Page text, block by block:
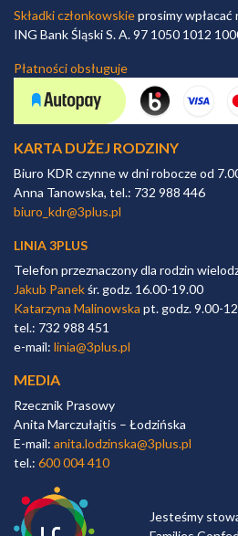
Składki członkowskieprosimy wpłacać
ING Bank Śląski S. A. 97 1050 1012
Płatności obsługuje
KARTA DUŻEJ RODZINY
Biuro KDR czynne w dni robocze od
Anna Tanowska, tel.: 732 988 446
biuro_kdr@3plus.pl
LINIA 3PLUS
Telefon przeznaczony dla rodzin
Jakub Panekśr. godz. 16.00-19.00
Katarzyna Malinowska pt. godz. 9.00-
tel.: 732 988 451
e-mail: linia@3plus.pl
MEDIA
Rzecznik Prasowy
Anita Marczułajtis – Łodzińska
E-mail: anita.lodzinska@3plus.pl
tel.: 600 004 410
Jesteśmy